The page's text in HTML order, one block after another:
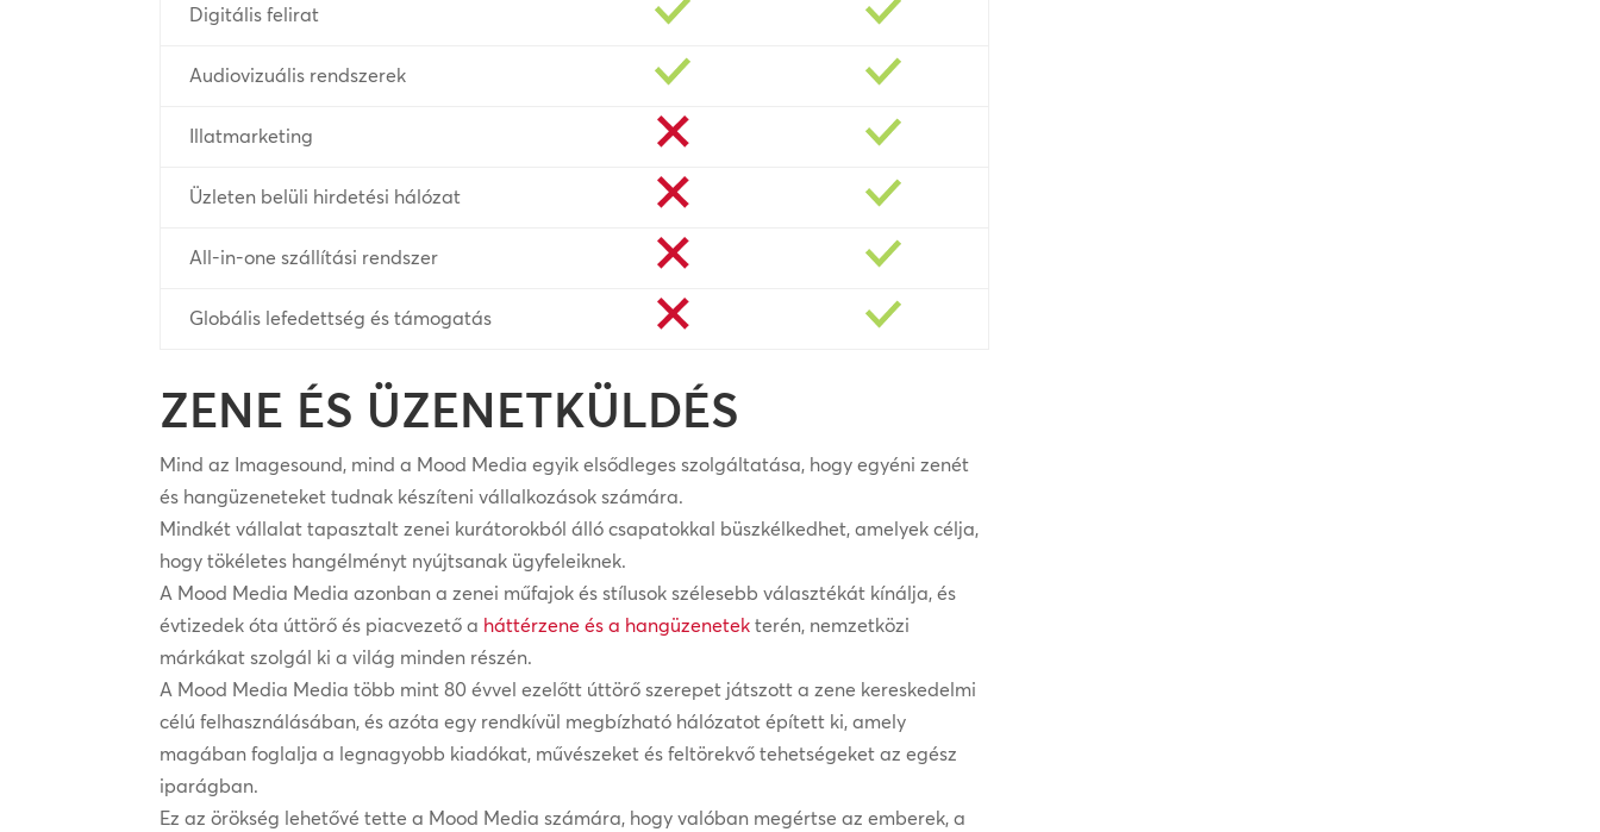
Digitális felirat
Audiovizuális rendszerek
Illatmarketing
Üzleten belüli hirdetési hálózat
All-in-one szállítási rendszer
Globális lefedettség és támogatás
ZENE ÉS ÜZENETKÜLDÉS
Mind az Imagesound, mind a Mood Media egyik elsődleges szolgáltatása, hogy egyéni zenét
és hangüzeneteket tudnak készíteni vállalkozások számára.
Mindkét vállalat tapasztalt zenei kurátorokból álló csapatokkal büszkélkedhet, amelyek célja,
hogy tökéletes hangélményt nyújtsanak ügyfeleiknek.
A Mood Media Media azonban a zenei műfajok és stílusok szélesebb választékát kínálja, és
évtizedek óta úttörő és piacvezető a háttérzene és a hangüzenetek terén, nemzetközi
márkákat szolgál ki a világ minden részén.
A Mood Media Media több mint 80 évvel ezelőtt úttörő szerepet játszott a zene kereskedelmi
célú felhasználásában, és azóta egy rendkívül megbízható hálózatot épített ki, amely
magában foglalja a legnagyobb kiadókat, művészeket és feltörekvő tehetségeket az egész
iparágban.
Ez az örökség lehetővé tette a Mood Media számára, hogy valóban megértse az emberek, a